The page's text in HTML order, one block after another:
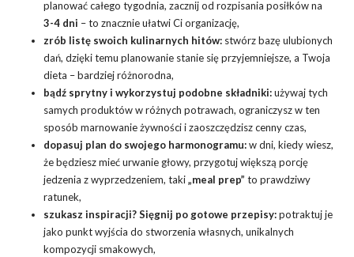
planować całego tygodnia, zacznij od rozpisania posiłków na
3-4 dni – to znacznie ułatwi Ci organizację,
zrób listę swoich kulinarnych hitów: stwórz bazę ulubionych
dań, dzięki temu planowanie stanie się przyjemniejsze, a Twoja
dieta – bardziej różnorodna,
bądź sprytny i wykorzystuj podobne składniki:używaj tych
samych produktów w różnych potrawach, ograniczysz w ten
sposób marnowanie żywności i zaoszczędzisz cenny czas,
dopasuj plan do swojego harmonogramu:w dni, kiedy wiesz,
że będziesz mieć urwanie głowy, przygotuj większą porcję
jedzenia z wyprzedzeniem, taki„meal prep” to prawdziwy
ratunek,
szukasz inspiracji? Sięgnij po gotowe przepisy:potraktuj je
jako punkt wyjścia do stworzenia własnych, unikalnych
kompozycji smakowych,